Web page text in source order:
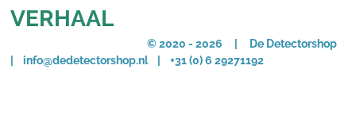
VERHAAL
© 2020 - 2026 | De Detectorshop
| info@dedetectorshop.nl | +31 (0) 6 29271192